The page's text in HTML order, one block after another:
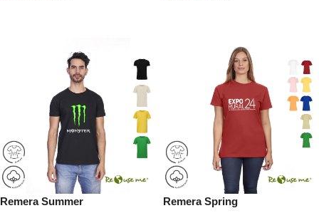
Remera Summer Remera Spring